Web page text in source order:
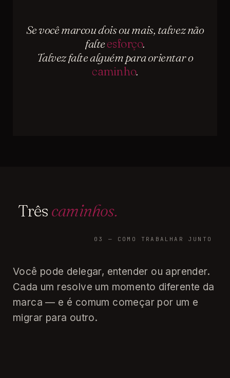
Se você marcou dois ou mais, talvez não
falteesforço.
Talvez falte alguém para orientar o
caminho.
Trêscaminhos.
03 — COMO TRABALHAR JUNTO
Você pode delegar, entender ou aprender.
Cada um resolve um momento diferente da
marca — e é comum começar por um e
migrar para outro.